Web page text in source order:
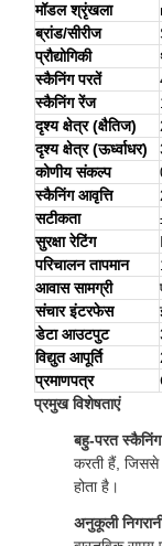
मॉडल श्रृंखला
ब्रांड/सीरीज
प्रौद्योगिकी
स्कैनिंग परतें
स्कैनिंग रेंज
दृश्य क्षेत्र (क्षैतिज)
दृश्य क्षेत्र (ऊर्ध्वाधर)
कोणीय संकल्प
स्कैनिंग आवृत्ति
सटीकता
सुरक्षा रेटिंग
परिचालन तापमान
आवास सामग्री
संचार इंटरफेस
डेटा आउटपुट
विद्युत आपूर्ति
प्रमाणपत्र
प्रमुख विशेषताएं
बहु-परत स्कैनिंग
करती हैं, जिससे
होता है।
अनुकूली